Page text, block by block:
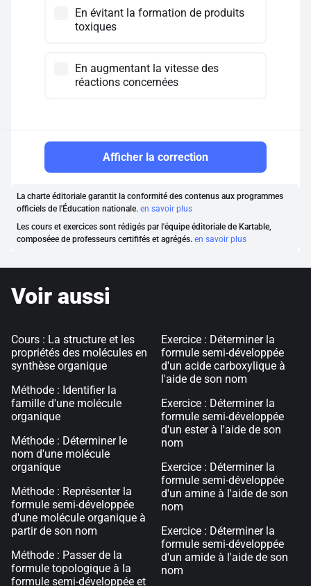
En évitant la formation de produits
toxiques
En augmentant la vitesse des
réactions concernées
Afficher la correction
La charte éditoriale garantit la conformité des contenus aux programmes
officiels de l'Éducation nationale. en savoir plus
Les cours et exercices sont rédigés par l'équipe éditoriale de Kartable,
composéee de professeurs certififés et agrégés. en savoir plus
Voir aussi
Cours : La structure et les
propriétés des molécules en
synthèse organique
Méthode : Identifier la
famille d'une molécule
organique
Méthode : Déterminer le
nom d'une molécule
organique
Méthode : Représenter la
formule semi-développée
d'une molécule organique à
partir de son nom
Méthode : Passer de la
formule topologique à la
formule semi-développée et
Exercice : Déterminer la
formule semi-développée
d'un acide carboxylique à
l'aide de son nom
Exercice : Déterminer la
formule semi-développée
d'un ester à l'aide de son
nom
Exercice : Déterminer la
formule semi-développée
d'un amine à l'aide de son
nom
Exercice : Déterminer la
formule semi-développée
d'un amide à l'aide de son
nom